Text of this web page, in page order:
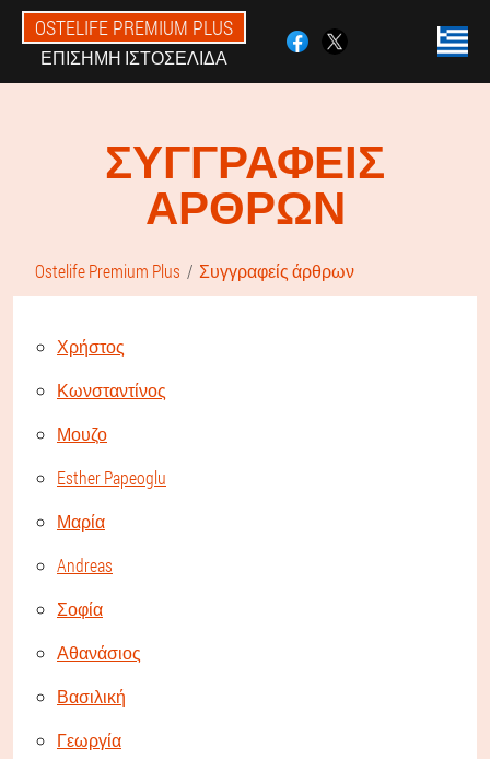
OSTELIFE PREMIUM PLUS
ΕΠΊΣΗΜΗ ΙΣΤΟΣΕΛΊΔΑ
ΣΥΓΓΡΑΦΕΊΣ
ΆΡΘΡΩΝ
Ostelife Premium Plus Συγγραφείς άρθρων
Χρήστος
Κωνσταντίνος
Μουζο
Esther Papeoglu
Μαρία
Andreas
Σοφία
Αθανάσιος
Βασιλική
Γεωργία